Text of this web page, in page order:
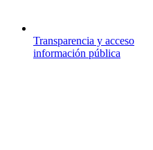
Transparencia y acceso
información pública